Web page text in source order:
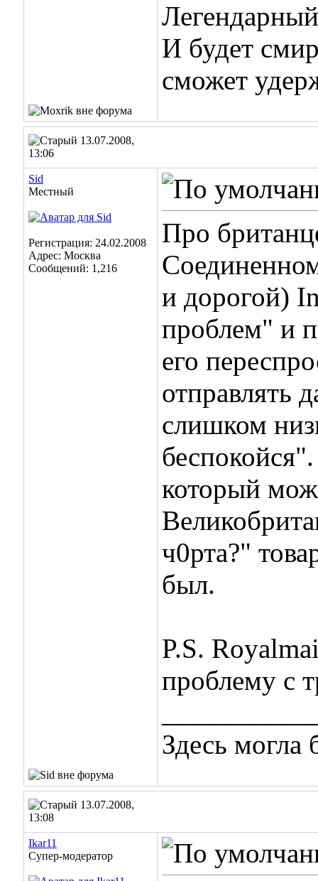
И будет
сможет
13.07.2008,
13:06
Sid
Местный
Регистрация: 24.02.2008
Адрес: Москва
Сообщений: 1,216
Про
и дорогой)
проблем" и
его
отправлять
слишком
который
ч0рта?"
был.
P.S.
проблему с
Здесь
13.07.2008,
13:08
Ikar11
Супер-модератор